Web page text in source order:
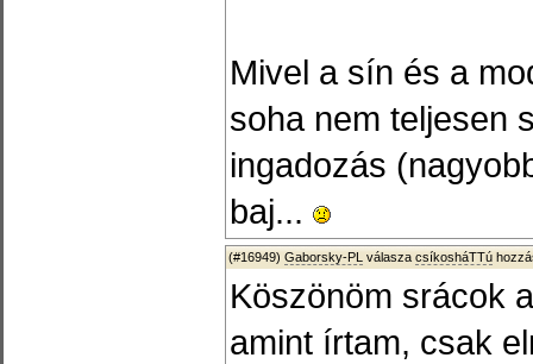
Mivel a sín és a
soha nem teljesen
ingadozás
baj...
(#16949) Gaborsky-PL válasza csíkosháTTú
Köszönöm srácok
amint írtam, csak